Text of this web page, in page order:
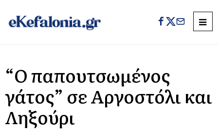
“Ο παπουτσωμένος
γάτος” σε Αργοστόλι και
Ληξούρι